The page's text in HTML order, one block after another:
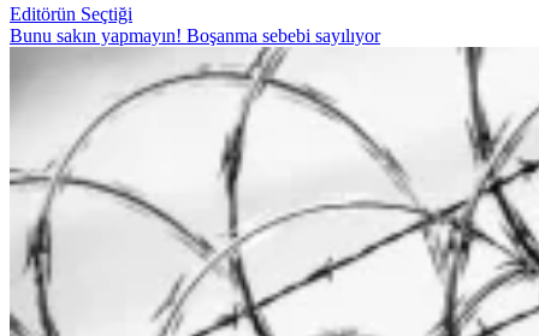
Editörün Seçtiği
Bunu sakın yapmayın! Boşanma sebebi sayılıyor